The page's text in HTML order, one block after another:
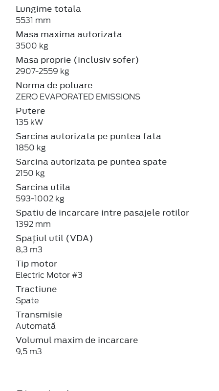
Lungime totala
5531 mm
Masa maxima autorizata
3500 kg
Masa proprie (inclusiv sofer)
2907-2559 kg
Norma de poluare
ZERO EVAPORATED EMISSIONS
Putere
135 kW
Sarcina autorizata pe puntea fata
1850 kg
Sarcina autorizata pe puntea spate
2150 kg
Sarcina utila
593-1002 kg
Spatiu de incarcare intre pasajele rotilor
1392 mm
Spațiul util (VDA)
8,3 m3
Tip motor
Electric Motor #3
Tractiune
Spate
Transmisie
Automată
Volumul maxim de incarcare
9,5 m3